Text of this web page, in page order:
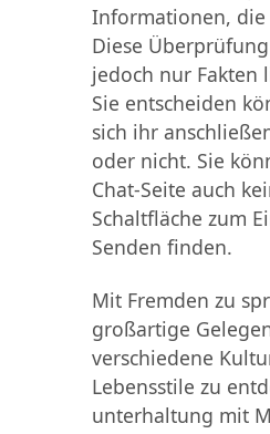
Informationen, die
Diese
jedoch nur Fakten
Sie entscheiden
sich ihr
oder nicht. Sie
Chat-Seite auch
Schaltfläche zum
Senden finden.
Mit Fremden zu
großartige
verschiedene
Lebensstile zu
unterhaltung mit